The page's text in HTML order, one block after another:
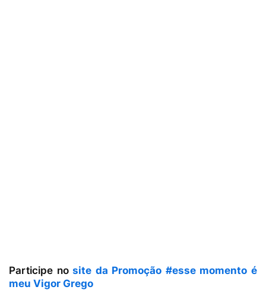
Participe nosite da Promoção #esse momento é
meu Vigor Grego